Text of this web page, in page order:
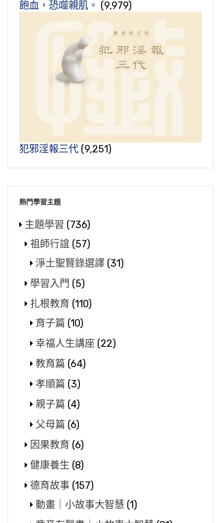
飽血，恐噬親肌。 (9,979)
犯邪淫報三代 (9,251)
熱門學習主題
主題學習 (736)
祖師行誼 (57)
淨土聖賢錄選譯 (31)
學習入門 (5)
扎根教育 (110)
育子篇 (10)
幸福人生講座 (22)
教育篇 (64)
孝順篇 (3)
親子篇 (4)
父母篇 (6)
因果教育 (6)
健康養生 (8)
德育故事 (157)
動畫｜小故事大智慧 (1)